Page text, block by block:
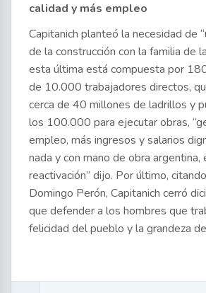
calidad y más empleo
Capitanich planteó la necesidad de
de la construcción con la familia de
esta última está compuesta por
de 10.000 trabajadores directos,
cerca de 40 millones de ladrillos y
los 100.000 para ejecutar obras,
empleo, más ingresos y salarios
nada y con mano de obra argentina,
reactivación” dijo. Por último,
Domingo Perón, Capitanich cerró
que defender a los hombres que
felicidad del pueblo y la grandeza